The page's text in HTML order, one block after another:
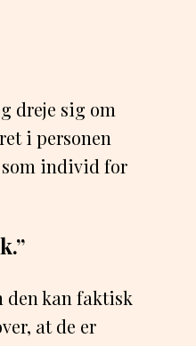
dreje sig om
i personen
som individ for
den kan faktisk
at de er